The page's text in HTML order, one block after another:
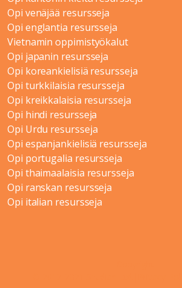
Opi venäjää resursseja
Opi englantia resursseja
Vietnamin oppimistyökalut
Opi japanin resursseja
Opi koreankielisiä resursseja
Opi turkkilaisia resursseja
Opi kreikkalaisia resursseja
Opi hindi resursseja
Opi Urdu resursseja
Opi espanjankielisiä resursseja
Opi portugalia resursseja
Opi thaimaalaisia resursseja
Opi ranskan resursseja
Opi italian resursseja